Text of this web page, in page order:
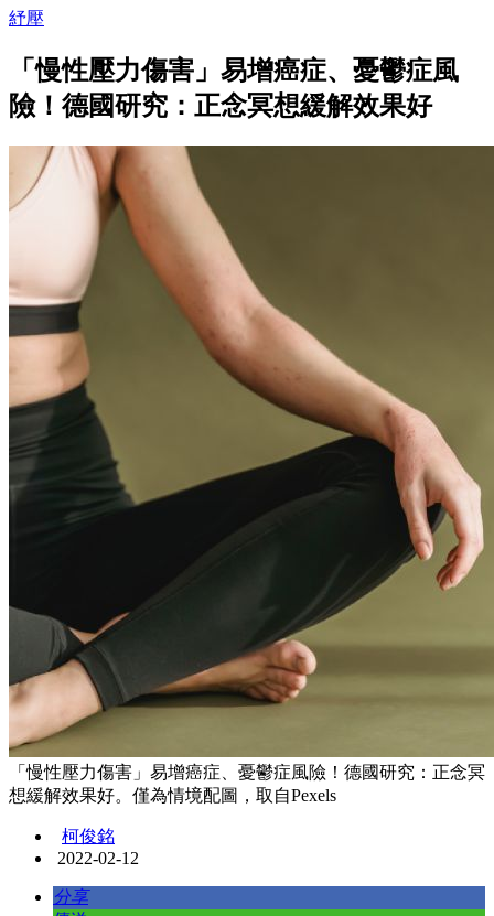
紓壓
「慢性壓力傷害」易增癌症、憂鬱症風
險！德國研究：正念冥想緩解效果好
「慢性壓力傷害」易增癌症、憂鬱症風險！德國研究：正念冥
想緩解效果好。僅為情境配圖，取自Pexels
柯俊銘
2022-02-12
分享